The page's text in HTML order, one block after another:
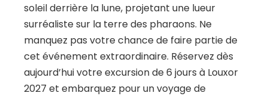
soleil derrière la lune, projetant une lueur
surréaliste sur la terre des pharaons. Ne
manquez pas votre chance de faire partie de
cet événement extraordinaire. Réservez dès
aujourd’hui votre excursion de 6 jours à Louxor
2027 et embarquez pour un voyage de